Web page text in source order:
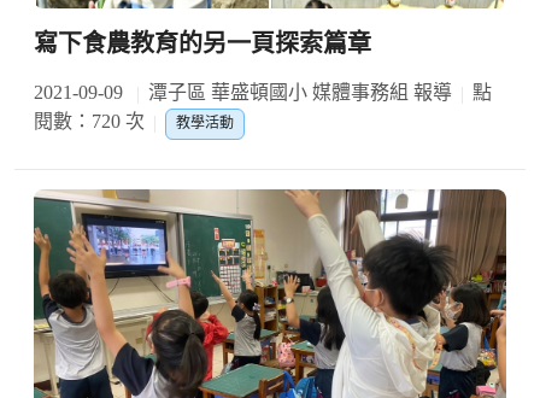
寫下食農教育的另一頁探索篇章
2021-09-09 潭子區 華盛頓國小 媒體事務組 報導
點
閱數：720 次
教學活動